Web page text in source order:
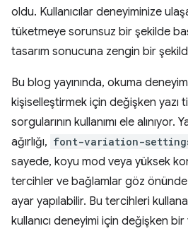
oldu. Kullanıcılar deneyiminize
tüketmeye sorunsuz bir şekilde
tasarım sonucuna zengin bir
Bu blog yayınında, okuma
kişiselleştirmek için değişken yazı
sorgularının kullanımı ele alınıyor.
ağırlığı, font-variation-
sayede, koyu mod veya yüksek
tercihler ve bağlamlar göz
ayar yapılabilir. Bu tercihleri
kullanıcı deneyimi için değişken